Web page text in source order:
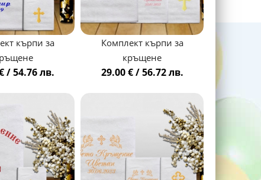
кърпи за
/ 54.76 лв.
Комплект кърпи за
кръщене
29.00 € / 56.72 лв.